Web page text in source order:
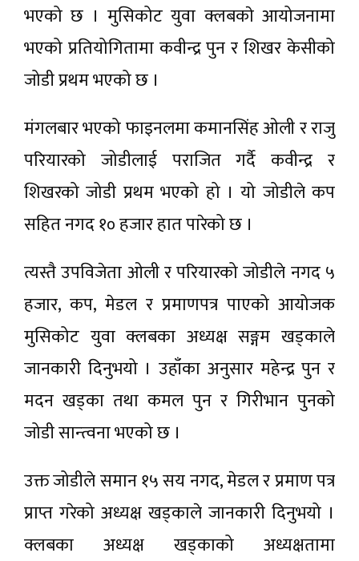
भएको छ । मुसिकोट युवा क्लबकाे आयोजनामा
भएको प्रतियोगितामा कवीन्द्र पुन र शिखर केसीको
जोडी प्रथम भएको छ ।
मंगलबार भएको फाइनलमा कमानसिंह ओली र राजु
परियारको जोडीलाई पराजित गर्दै कवीन्द्र र
शिखरको जोडी प्रथम भएको हो । यो जोडीले कप
सहित नगद १० हजार हात पारेको छ ।
त्यस्तै उपविजेता ओली र परियारको जोडीले नगद ५
हजार, कप, मेडल र प्रमाणपत्र पाएको आयोजक
मुसिकोट युवा क्लबका अध्यक्ष सङ्गम खड्काले
जानकारी दिनुभयो । उहाँका अनुसार महेन्द्र पुन र
मदन खड्का तथा कमल पुन र गिरीभान पुनको
जोडी सान्त्वना भएको छ ।
उक्त जोडीले समान १५ सय नगद, मेडल र प्रमाण पत्र
प्राप्त गरेको अध्यक्ष खड्काले जानकारी दिनुभयो ।
क्लबका अध्यक्ष खड्काको अध्यक्षतामा